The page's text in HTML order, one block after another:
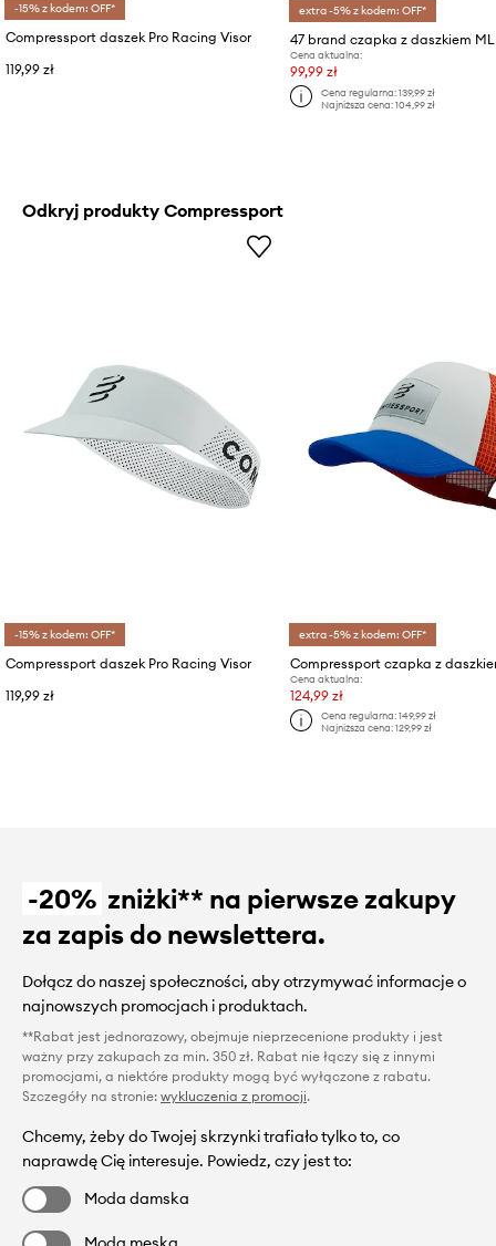
-15% z kodem: OFF*
Compressport daszek Pro Racing Visor
119,99 zł
extra -5% z kodem: OFF*
Cena aktualna:
99,99 zł
Cena regularna:139,99 zł
Najniższa cena:104,99 zł
Odkryj produkty Compressport
-15% z kodem: OFF*
Compressport daszek Pro Racing Visor
119,99 zł
extra -5% z kodem: OFF*
Compressport czapka z
Cena aktualna:
124,99 zł
Cena regularna:149,99 zł
Najniższa cena:129,99 zł
-20% zniżki** na pierwsze zakupy
za zapis do newslettera.
Dołącz do naszej społeczności, aby otrzymywać informacje o
najnowszych promocjach i produktach.
**Rabat jest jednorazowy, obejmuje nieprzecenione produkty i jest
ważny przy zakupach za min. 350 zł. Rabat nie łączy się z innymi
promocjami, a niektóre produkty mogą być wyłączone z rabatu.
Szczegóły na stronie: wykluczenia z promocji.
Chcemy, żeby do Twojej skrzynki trafiało tylko to, co
naprawdę Cię interesuje. Powiedz, czy jest to:
Moda damska